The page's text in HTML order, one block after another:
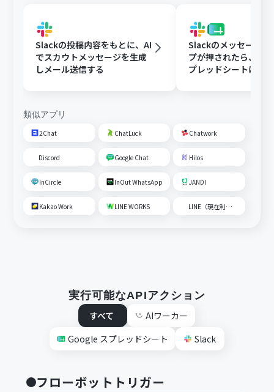
Slackの投稿内容をもとに、AI
でスカウトメッセージを生成
しメール送信する
Slackのメッセージに
プが押されたら、
プレッドシートにメ
類似アプリ
2Chat ChatLuck Chatwork
Discord Google Chat Hilos
InCircle InOut WhatsApp JANDI
Kakao Work LINE WORKS LINE（現在利用不可）
実行可能なAPIアクション
すべて
AIワーカー
Google スプレッドシート
Slack
フローボットトリガー